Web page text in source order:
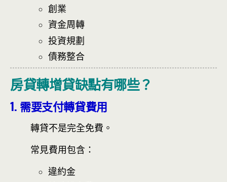
創業
資金周轉
投資規劃
債務整合
房貸轉增貸缺點有哪些？
1. 需要支付轉貸費用
轉貸不是完全免費。
常見費用包含：
違約金